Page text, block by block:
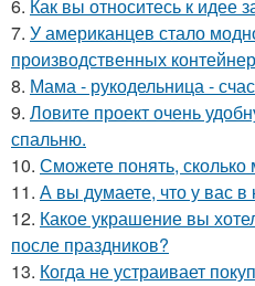
6. Как вы относитесь к идее
7. У американцев стало
производственных
8. Мама - рукодельница -
9. Ловите проект очень
спальню.
10. Сможете понять, сколько
11. А вы думаете, что у вас в
12. Какое украшение вы
после праздников?
13. Когда не устраивает